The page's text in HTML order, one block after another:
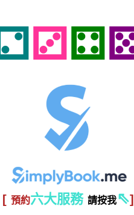
⚁ ⚂ ⚃
[ 預約六大服務 請按我⇖]